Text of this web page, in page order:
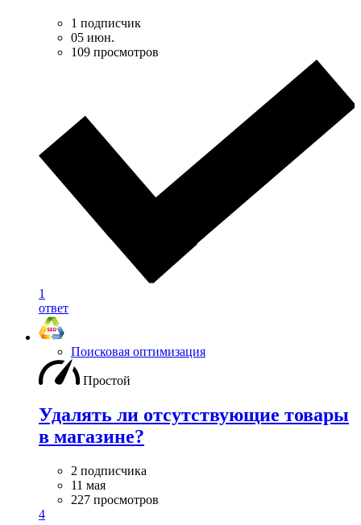
1 подписчик
05 июн.
109 просмотров
1
ответ
Поисковая оптимизация
Простой
Удалять ли отсутствующие товары
в магазине?
2 подписчика
11 мая
227 просмотров
4